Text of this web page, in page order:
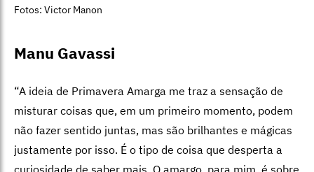
Fotos: Victor Manon
Manu Gavassi
“A ideia de Primavera Amarga me traz a sensação de
misturar coisas que, em um primeiro momento, podem
não fazer sentido juntas, mas são brilhantes e mágicas
justamente por isso. É o tipo de coisa que desperta a
curiosidade de saber mais. O amargo, para mim, é sobre